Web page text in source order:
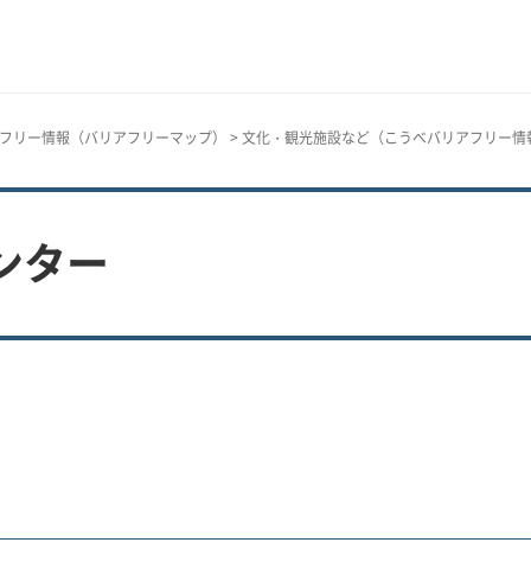
リー情報（バリアフリーマップ） > 文化・観光施設など（こうべバリアフリー情
ター